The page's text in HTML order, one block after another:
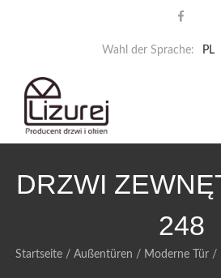
Wahl der Sprache: PL
DRZWI
248
Startseite / Außentüren / Moderne Tür /